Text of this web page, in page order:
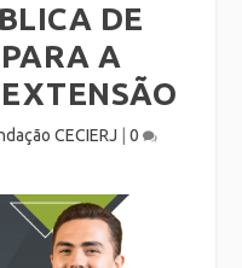
DE
A
CECIERJ 0